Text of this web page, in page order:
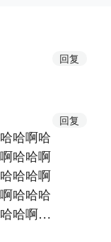
回复
回复
哈啊哈
哈哈啊
哈哈啊
哈哈哈
哈啊哈
哈啊哈